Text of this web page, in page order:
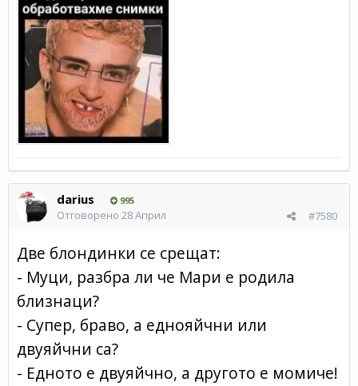
darius 995
#7580
Отговорено 28 Април
Две блондинки се срещат:
- Муци, разбра ли че Мари е родила
близнаци?
- Супер, браво, а еднояйчни или
двуяйчни са?
- Едното е двуяйчно, а другото е момиче!